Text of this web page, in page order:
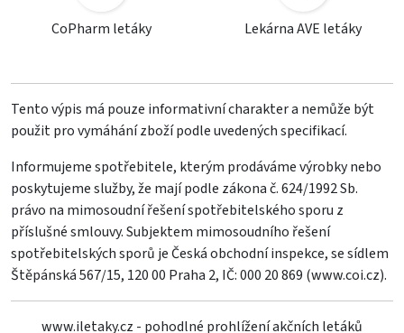
CoPharm letáky Lekárna AVE letáky
Tento výpis má pouze informativní charakter a nemůže být
použit pro vymáhání zboží podle uvedených specifikací.
Informujeme spotřebitele, kterým prodáváme výrobky nebo
poskytujeme služby, že mají podle zákona č. 624/1992 Sb.
právo na mimosoudní řešení spotřebitelského sporu z
příslušné smlouvy. Subjektem mimosoudního řešení
spotřebitelských sporů je Česká obchodní inspekce, se sídlem
Štěpánská 567/15, 120 00 Praha 2, IČ: 000 20 869 (www.coi.cz).
www.iletaky.cz - pohodlné prohlížení akčních letáků